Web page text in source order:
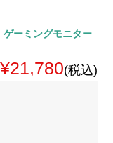
ーミングモニター
¥21,780(税込)